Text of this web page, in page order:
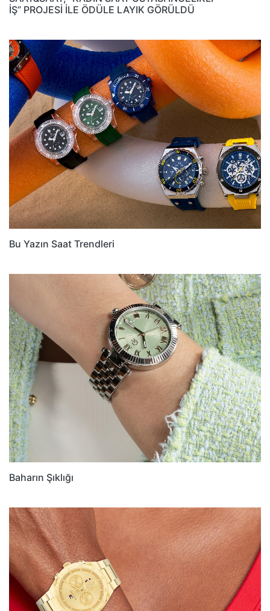
İŞ” PROJESİ İLE ÖDÜLE LAYIK GÖRÜLDÜ
Bu Yazın Saat Trendleri
Baharın Şıklığı